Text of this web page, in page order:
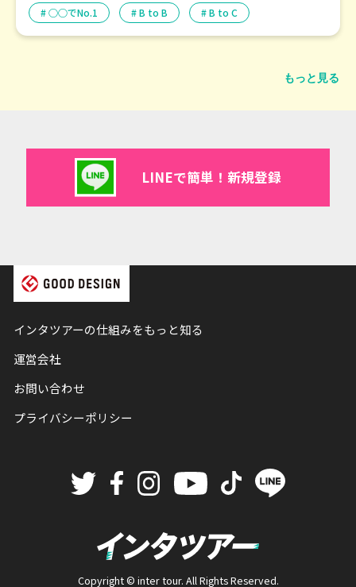
○○でNo.1 B to B B to C
もっと見る
LINEで簡単！新規登録
インタツアーの仕組みをもっと知る
運営会社
お問い合わせ
プライバシーポリシー
Copyright © inter tour. All Rights Reserved.